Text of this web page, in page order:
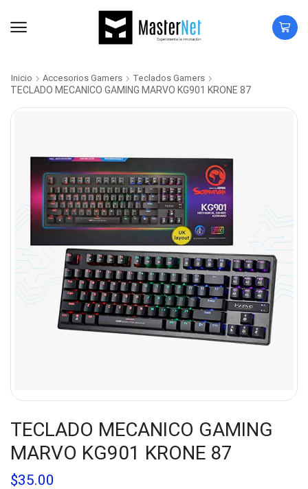
Inicio Accesorios Gamers Teclados Gamers
TECLADO MECANICO GAMING MARVO KG901 KRONE 87
TECLADO MECANICO GAMING
MARVO KG901 KRONE 87
$35.00